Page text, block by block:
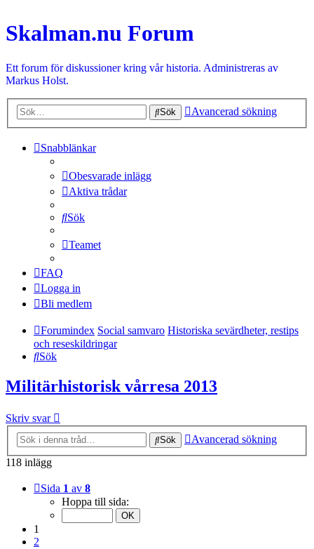
Skalman.nu Forum
Ett forum för diskussioner kring vår historia. Administreras av
Markus Holst.
Sök Avancerad sökning
Snabblänkar
Obesvarade inlägg
Aktiva trådar
Sök
Teamet
FAQ
Logga in
Bli medlem
Forumindex Social samvaro Historiska sevärdheter, restips
och reseskildringar
Sök
Militärhistorisk vårresa 2013
Skriv svar
Sök
Avancerad sökning
118 inlägg
Sida 1 av 8
Hoppa till sida:
1
2